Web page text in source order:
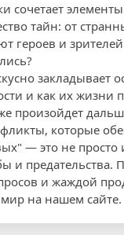
сочетает
тайн: от
героев и
закладывает
и как их жизни
произойдет
которые
— это не просто
и предательства.
и жаждой
на нашем сайте.